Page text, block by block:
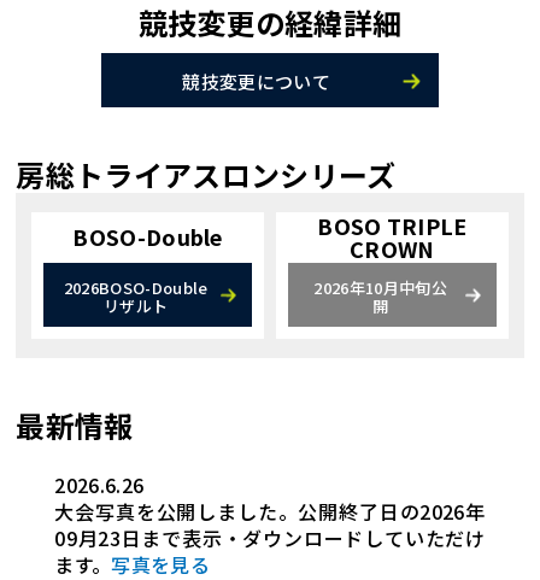
競技変更の経緯詳細
競技変更について
房総トライアスロンシリーズ
BOSO-Double
2026BOSO-Double
リザルト
BOSO TRIPLE
CROWN
2026年10月中旬公
開
最新情報
2026.6.26
大会写真を公開しました。公開終了日の2026年
09月23日まで表示・ダウンロードしていただけ
ます。写真を見る